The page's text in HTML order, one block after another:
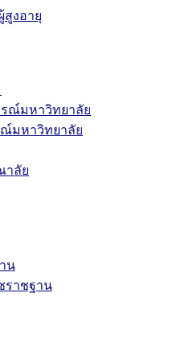
สูงอายุ
ณ์มหาวิทยาลัย
มหาวิทยาลัย
าลัย
น
าชฐาน